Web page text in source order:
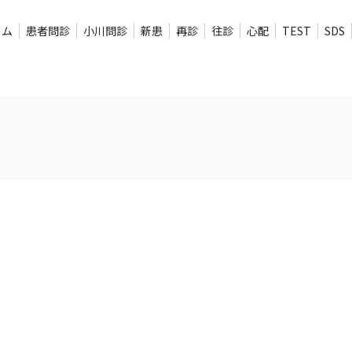
患者問診 小川問診 新患 再診 往診 心配 TEST SDS